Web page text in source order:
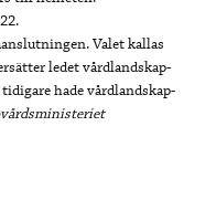
Valet kallas
ledet vårdlandskap-
hade vårdlandskap-